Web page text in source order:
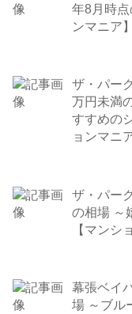
年8月時
ンマニア】
ザ・パー
万円未満
すすめの
ョンマニ
ザ・パー
の相場 ～
【マンシ
幕張ベイ
場 ～ブル